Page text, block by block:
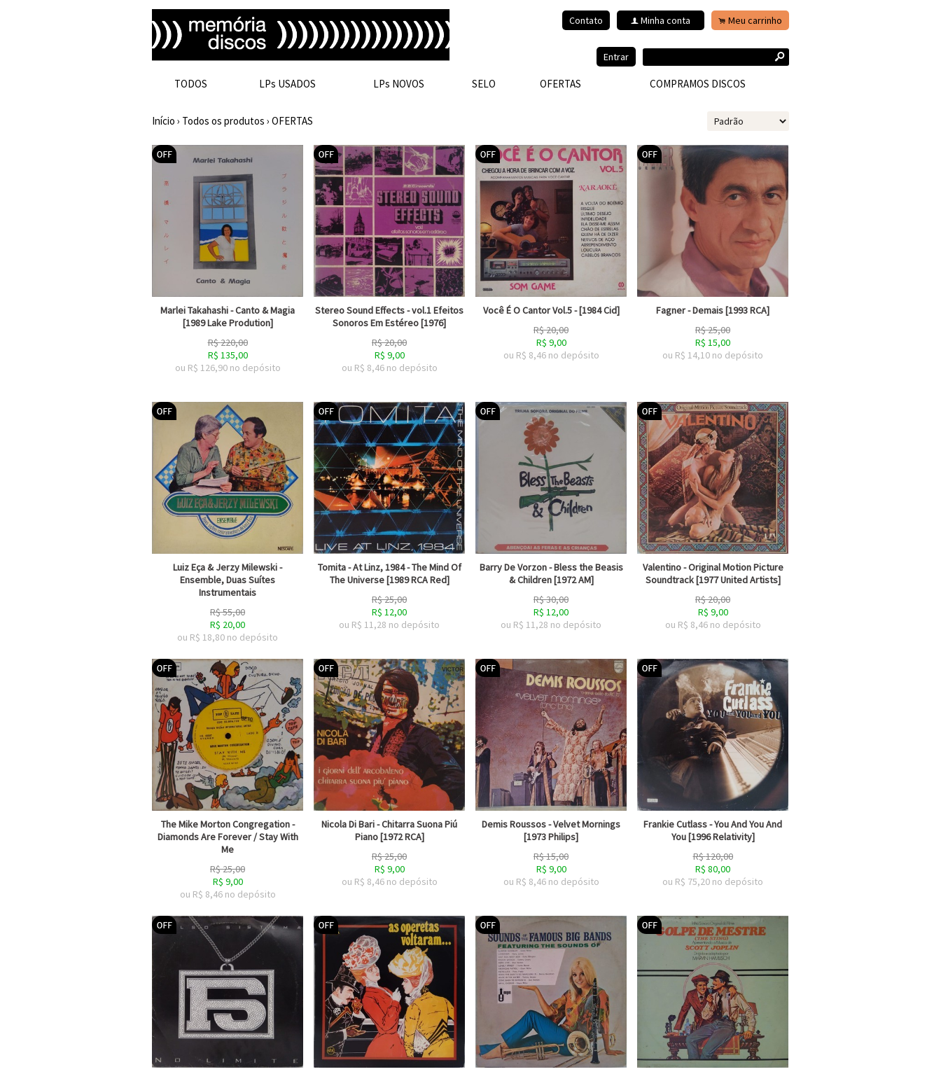
Contato f Minha conta . Meu carrinho
Entrar s
TODOS LPs USADOS LPs NOVOS SELO OFERTAS COMPRAMOS DISCOS
Início › Todos os produtos › OFERTAS
Marlei Takahashi - Canto & Magia
[1989 Lake Prodution]
R$220,00
R$ 135,00
ou R$ 126,90 no depósito
Stereo Sound Effects - vol.1 Efeitos
Sonoros Em Estéreo [1976]
R$20,00
R$ 9,00
ou R$ 8,46 no depósito
Você É O Cantor Vol.5 - [1984 Cid]
R$20,00
R$ 9,00
ou R$ 8,46 no depósito
Fagner - Demais [1993 RCA]
R$25,00
R$ 15,00
ou R$ 14,10 no depósito
Luiz Eça & Jerzy Milewski -
Ensemble, Duas Suítes
Instrumentais
R$55,00
R$ 20,00
ou R$ 18,80 no depósito
Tomita - At Linz, 1984 - The Mind Of
The Universe [1989 RCA Red]
R$25,00
R$ 12,00
ou R$ 11,28 no depósito
Barry De Vorzon - Bless the Beasis
& Children [1972 AM]
R$30,00
R$ 12,00
ou R$ 11,28 no depósito
Valentino - Original Motion Picture
Soundtrack [1977 United Artists]
R$20,00
R$ 9,00
ou R$ 8,46 no depósito
The Mike Morton Congregation -
Diamonds Are Forever / Stay With
Me
R$25,00
R$ 9,00
ou R$ 8,46 no depósito
Nicola Di Bari - Chitarra Suona Piú
Piano [1972 RCA]
R$25,00
R$ 9,00
ou R$ 8,46 no depósito
Demis Roussos - Velvet Mornings
[1973 Philips]
R$15,00
R$ 9,00
ou R$ 8,46 no depósito
Frankie Cutlass - You And You And
You [1996 Relativity]
R$120,00
R$ 80,00
ou R$ 75,20 no depósito